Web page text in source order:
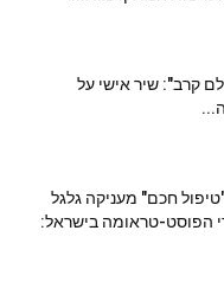
קרב": שיר אישי על
חכם" מעניקה גלגל
הפוסט-טראומה בישראל: